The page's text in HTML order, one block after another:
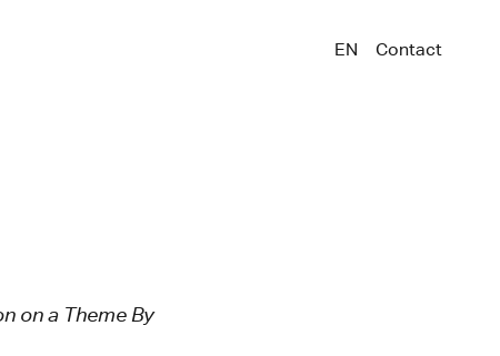
EN Contact
on a Theme By